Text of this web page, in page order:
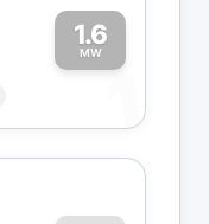
1.6
MW
1